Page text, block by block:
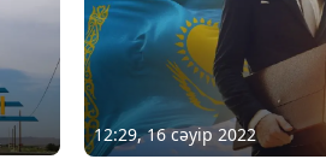
12:29, 16 сәуір 2022